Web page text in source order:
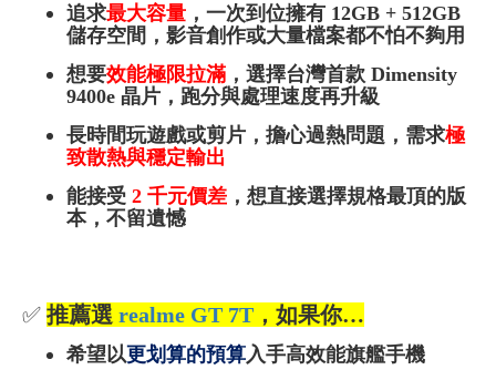
追求最大容量 ，一次到位擁有 12GB + 512GB
儲存空間，影音創作或大量檔案都不怕不夠用
想要效能極限拉滿 ，選擇台灣首款 Dimensity
9400e 晶片，跑分與處理速度再升級
長時間玩遊戲或剪片，擔心過熱問題，需求極
致散熱與穩定輸出
能接受 2 千元價差 ，想直接選擇規格最頂的版
本，不留遺憾
✅ 推薦選 realme GT 7T ，如果你…
希望以更划算的預算入手高效能旗艦手機